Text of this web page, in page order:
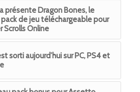
présente Dragon Bones, le
de jeu téléchargeable pour
Scrolls Online
sorti aujourd’hui sur PC, PS4 et